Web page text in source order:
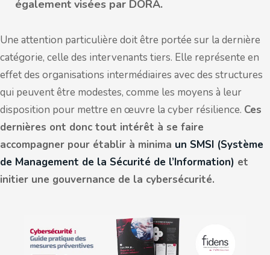
également visées par DORA.
Une attention particulière doit être portée sur la dernière
catégorie, celle des intervenants tiers. Elle représente en
effet des organisations intermédiaires avec des structures
qui peuvent être modestes, comme les moyens à leur
disposition pour mettre en œuvre la cyber résilience. Ces
dernières ont donc tout intérêt à se faire
accompagner pour établir à minima un SMSI (Système
de Management de la Sécurité de l’Information) et
initier une gouvernance de la cybersécurité.